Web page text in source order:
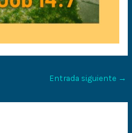
Entrada siguiente →